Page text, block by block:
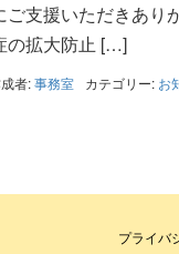
ご支援いただきあ
の拡大防止 […]
者:事務室 カテゴリー: お
プライバ